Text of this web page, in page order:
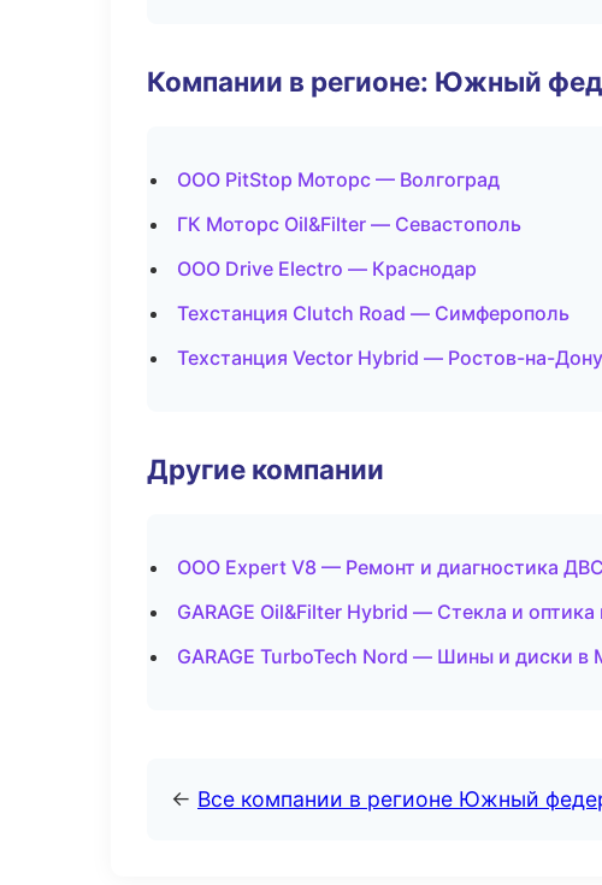
Компании в регионе: Южный
ООО PitStop Моторс — Волгоград
ГК Моторс Oil&Filter — Севастополь
ООО Drive Electro — Краснодар
Техстанция Clutch Road — Симферополь
Техстанция Vector Hybrid — Ростов-на-Дону
Другие компании
ООО Expert V8 — Ремонт и диагностика
GARAGE Oil&Filter Hybrid — Стекла и
GARAGE TurboTech Nord — Шины и диски в
← Все компании в регионе Южный